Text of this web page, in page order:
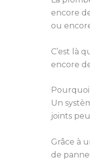
encore
ou
C’est là
encore
Un
joints
Grâce à
de